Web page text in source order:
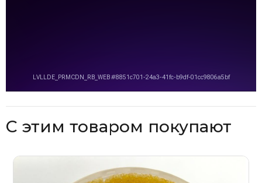
С этим товаром покупают